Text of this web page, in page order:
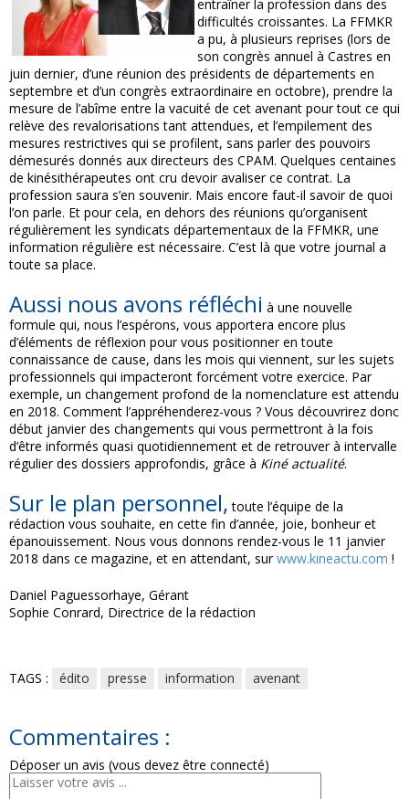
entraîner la profession dans des
difficultés croissantes. La FFMKR
a pu, à plusieurs reprises (lors de
son congrès annuel à Castres en
juin dernier, d’une réunion des présidents de départements en
septembre et d’un congrès extraordinaire en octobre), prendre la
mesure de l’abîme entre la vacuité de cet avenant pour tout ce qui
relève des revalorisations tant attendues, et l’empilement des
mesures restrictives qui se profilent, sans parler des pouvoirs
démesurés donnés aux directeurs des CPAM. Quelques centaines
de kinésithérapeutes ont cru devoir avaliser ce contrat. La
profession saura s’en souvenir. Mais encore faut-il savoir de quoi
l’on parle. Et pour cela, en dehors des réunions qu’organisent
régulièrement les syndicats départementaux de la FFMKR, une
information régulière est nécessaire. C’est là que votre journal a
toute sa place.
Aussi nous avons réfléchi à une nouvelle
formule qui, nous l’espérons, vous apportera encore plus
d’éléments de réflexion pour vous positionner en toute
connaissance de cause, dans les mois qui viennent, sur les sujets
professionnels qui impacteront forcément votre exercice. Par
exemple, un changement profond de la nomenclature est attendu
en 2018. Comment l’appréhenderez-vous ? Vous découvrirez donc
début janvier des changements qui vous permettront à la fois
d’être informés quasi quotidiennement et de retrouver à intervalle
régulier des dossiers approfondis, grâce à Kiné actualité.
Sur le plan personnel, toute l’équipe de la
rédaction vous souhaite, en cette fin d’année, joie, bonheur et
épanouissement. Nous vous donnons rendez-vous le 11 janvier
2018 dans ce magazine, et en attendant, surwww.kineactu.com !
Daniel Paguessorhaye, Gérant
Sophie Conrard, Directrice de la rédaction
TAGS : édito presse information avenant
Commentaires :
Déposer un avis (vous devez être connecté)